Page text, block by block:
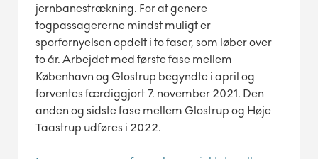
jernbanestrækning. For at genere
togpassagererne mindst muligt er
sporfornyelsen opdelt i to faser, som løber over
to år. Arbejdet med første fase mellem
København og Glostrup begyndte i april og
forventes færdiggjort 7. november 2021. Den
anden og sidste fase mellem Glostrup og Høje
Taastrup udføres i 2022.